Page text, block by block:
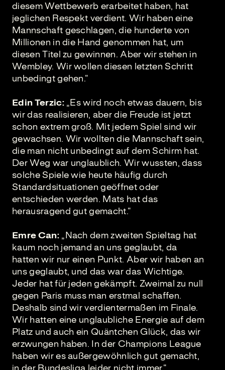
diesem Wettbewerb erarbeitet haben, hat
jeglichen Respekt verdient. Wir haben eine
Mannschaft geschlagen, die hunderte von
Millionen in die Hand genommen hat, um
diesen Titel zu gewinnen. Aber wir stehen in
Wembley. Wir wollen diesen letzten Schritt
unbedingt gehen.“
Edin Terzic:„Es wird noch etwas dauern, bis
wir das realisieren, aber die Freude ist jetzt
schon extrem groß. Mit jedem Spiel sind wir
gewachsen. Wir wollten die Mannschaft sein,
die man nicht unbedingt auf dem Schirm hat.
Der Weg war unglaublich. Wir wussten, dass
solche Spiele wie heute häufig durch
Standardsituationen geöffnet oder
entschieden werden. Mats hat das
herausragend gut gemacht.“
Emre Can:„Nach dem zweiten Spieltag hat
kaum noch jemand an uns geglaubt, da
hatten wir nur einen Punkt. Aber wir haben an
uns geglaubt, und das war das Wichtige.
Jeder hat für jeden gekämpft. Zweimal zu null
gegen Paris muss man erstmal schaffen.
Deshalb sind wir verdientermaßen im Finale.
Wir hatten eine unglaubliche Energie auf dem
Platz und auch ein Quäntchen Glück, das wir
erzwungen haben. In der Champions League
haben wir es außergewöhnlich gut gemacht,